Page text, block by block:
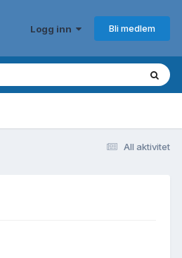
Logg inn Bli medlem
All aktivitet